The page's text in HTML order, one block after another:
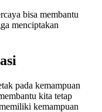
bisa membantu
menciptakan
pada kemampuan
kita tetap
kemampuan